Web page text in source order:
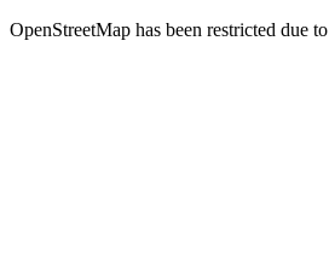
OpenStreetMap has been restricted due to